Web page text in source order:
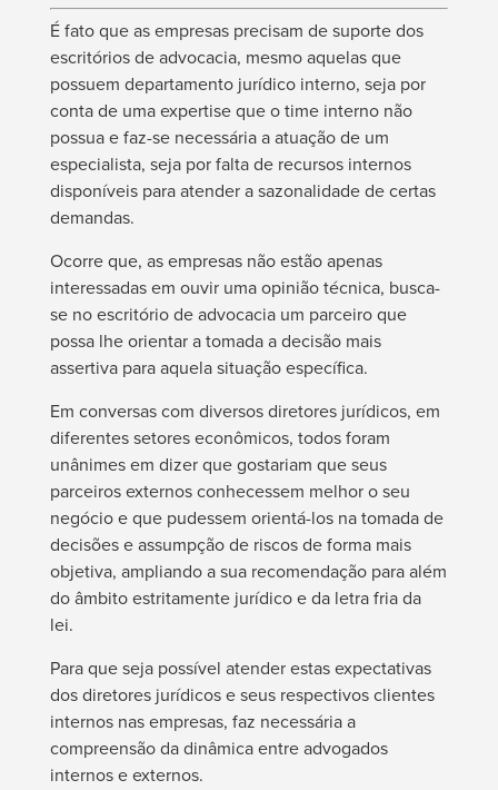
É fato que as empresas precisam de suporte dos
escritórios de advocacia, mesmo aquelas que
possuem departamento jurídico interno, seja por
conta de uma expertise que o time interno não
possua e faz-se necessária a atuação de um
especialista, seja por falta de recursos internos
disponíveis para atender a sazonalidade de certas
demandas.
Ocorre que, as empresas não estão apenas
interessadas em ouvir uma opinião técnica, busca-
se no escritório de advocacia um parceiro que
possa lhe orientar a tomada a decisão mais
assertiva para aquela situação específica.
Em conversas com diversos diretores jurídicos, em
diferentes setores econômicos, todos foram
unânimes em dizer que gostariam que seus
parceiros externos conhecessem melhor o seu
negócio e que pudessem orientá-los na tomada de
decisões e assumpção de riscos de forma mais
objetiva, ampliando a sua recomendação para além
do âmbito estritamente jurídico e da letra fria da
lei.
Para que seja possível atender estas expectativas
dos diretores jurídicos e seus respectivos clientes
internos nas empresas, faz necessária a
compreensão da dinâmica entre advogados
internos e externos.